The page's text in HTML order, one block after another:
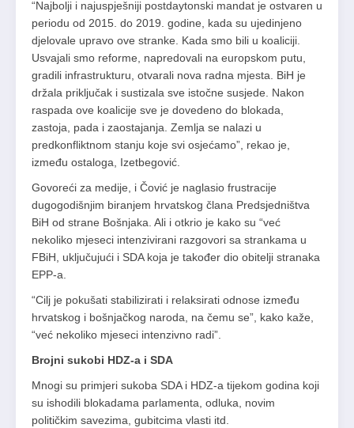
“Najbolji i najuspješniji postdaytonski mandat je ostvaren u
periodu od 2015. do 2019. godine, kada su ujedinjeno
djelovale upravo ove stranke. Kada smo bili u koaliciji.
Usvajali smo reforme, napredovali na europskom putu,
gradili infrastrukturu, otvarali nova radna mjesta. BiH je
držala priključak i sustizala sve istočne susjede. Nakon
raspada ove koalicije sve je dovedeno do blokada,
zastoja, pada i zaostajanja. Zemlja se nalazi u
predkonfliktnom stanju koje svi osjećamo”, rekao je,
između ostaloga, Izetbegović.
Govoreći za medije, i Čović je naglasio frustracije
dugogodišnjim biranjem hrvatskog člana Predsjedništva
BiH od strane Bošnjaka. Ali i otkrio je kako su “već
nekoliko mjeseci intenzivirani razgovori sa strankama u
FBiH, uključujući i SDA koja je također dio obitelji stranaka
EPP-a.
“Cilj je pokušati stabilizirati i relaksirati odnose između
hrvatskog i bošnjačkog naroda, na čemu se”, kako kaže,
“već nekoliko mjeseci intenzivno radi”.
Brojni sukobi HDZ-a i SDA
Mnogi su primjeri sukoba SDA i HDZ-a tijekom godina koji
su ishodili blokadama parlamenta, odluka, novim
političkim savezima, gubitcima vlasti itd.